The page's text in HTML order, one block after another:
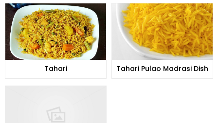
Tahari Tahari Pulao Madrasi Dish